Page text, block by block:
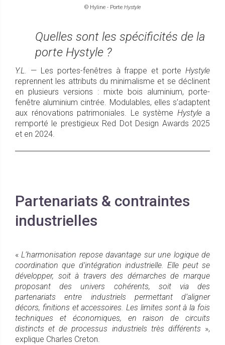
© Hyline - Porte Hystyle
Quelles sont les spécificités de la
porte Hystyle ?
Y.L. — Les portes-fenêtres à frappe et porte Hystyle
reprennent les attributs du minimalisme et se déclinent
en plusieurs versions : mixte bois aluminium, porte-
fenêtre aluminium cintrée. Modulables, elles s’adaptent
aux rénovations patrimoniales. Le système Hystylea
remporté le prestigieux Red Dot Design Awards 2025
et en 2024.
Partenariats & contraintes
industrielles
«L’harmonisation repose davantage sur une logique de
coordination que d’intégration industrielle. Elle peut se
développer, soit à travers des démarches de marque
proposant des univers cohérents, soit via des
partenariats entre industriels permettant d’aligner
décors, finitions et accessoires. Les limites sont à la fois
techniques et économiques, en raison de circuits
distincts et de processus industriels très différents »,
explique Charles Creton.